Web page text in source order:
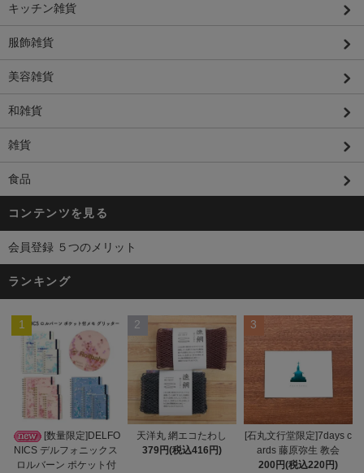
キッチン雑貨
服飾雑貨
美容雑貨
和雑貨
雑貨
食品
コンテンツを見る
会員登録 ５つのメリット
ランキング
1
[数量限定]DELFO
NICS デルフォニックス
ロルバーン ポケット付
2
天洋丸 網エコたわし
379円(税込416円)
3
[石丸文行堂限定]7days c
ards 藤原弥生 教会
200円(税込220円)